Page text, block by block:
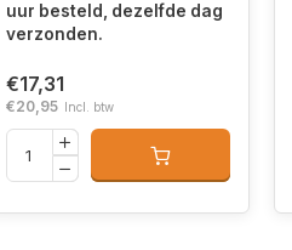
uur besteld, dezelfde dag
verzonden.
€17,31
€20,95 Incl. btw